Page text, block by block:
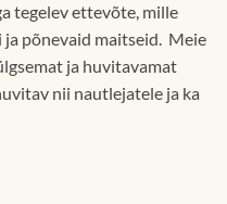
tegelev ettevõte, mille
ja põnevaid maitseid. Meie
ja huvitavamat
nii nautlejatele ja ka